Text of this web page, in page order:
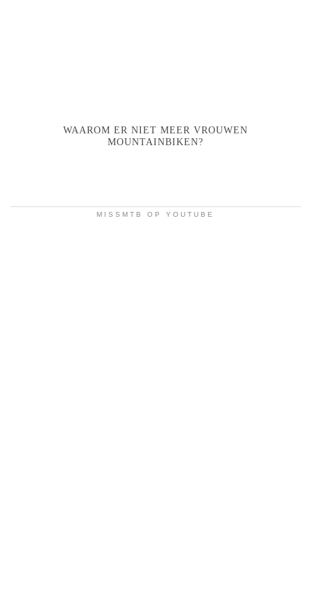
WAAROM ER NIET MEER VROUWEN
MOUNTAINBIKEN?
MISSMTB OP YOUTUBE